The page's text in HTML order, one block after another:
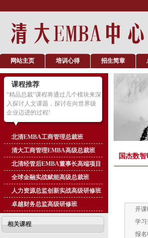
网站主页 培训心得 招生简章
课程推荐
“精品总裁”课程将通过几个模块来深
入探讨人文课题，探讨在向世界级
企业迈进的过程!
北清EMBA工商管理总裁班
清大工商管理EMBA高级总裁班
北清经管后EMBA董事长高端项目
全球金融实战赋能高级总裁班
人力资源总监创新实战高级研修班
卓越财务总监高级研修班
相关课程
国杰数
开课
学习
报名